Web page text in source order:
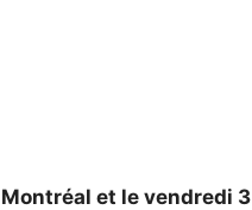
et le vendredi 3